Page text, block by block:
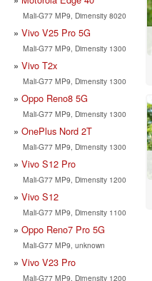
Mali-G77 MP9, Dimensity 8020
Vivo V25 Pro 5G
Mali-G77 MP9, Dimensity 1300
Vivo T2x
Mali-G77 MP9, Dimensity 1300
Oppo Reno8 5G
Mali-G77 MP9, Dimensity 1300
OnePlus Nord 2T
Mali-G77 MP9, Dimensity 1300
Vivo S12 Pro
Mali-G77 MP9, Dimensity 1200
Vivo S12
Mali-G77 MP9, Dimensity 1100
Oppo Reno7 Pro 5G
Mali-G77 MP9, unknown
Vivo V23 Pro
Mali-G77 MP9, Dimensity 1200